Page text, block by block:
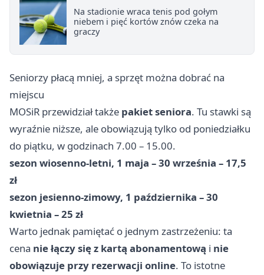
Na stadionie wraca tenis pod gołym
niebem i pięć kortów znów czeka na
graczy
Seniorzy płacą mniej, a sprzęt można dobrać na
miejscu
MOSiR przewidział także pakiet seniora. Tu stawki są
wyraźnie niższe, ale obowiązują tylko od poniedziałku
do piątku, w godzinach 7.00 – 15.00.
sezon wiosenno-letni, 1 maja – 30 września – 17,5
zł
sezon jesienno-zimowy, 1 października – 30
kwietnia – 25 zł
Warto jednak pamiętać o jednym zastrzeżeniu: ta
cena nie łączy się z kartą abonamentową i nie
obowiązuje przy rezerwacji online. To istotne